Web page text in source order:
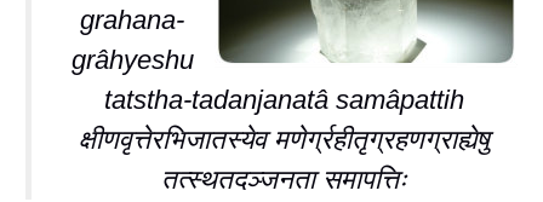
grahana-
grâhyeshu
tatstha-tadanjanatâ samâpattih
क्षीणवृत्तेरभिजातस्येव मणेर्ग्रहीतृग्रहणग्राह्येषु
तत्स्थतदञ्जनता समापत्तिः